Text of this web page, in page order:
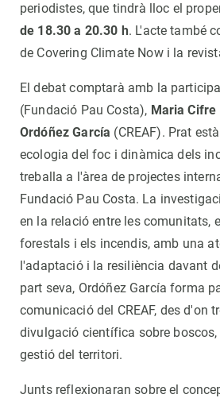
periodistes, que tindrà lloc el
de 18.30 a 20.30 h. L'acte també
de Covering Climate Now i la
El debat comptarà amb la
(Fundació Pau Costa), Maria Cifre
Ordóñez García (CREAF). Prat
ecologia del foc i dinàmica dels
treballa a l'àrea de projectes
Fundació Pau Costa. La
en la relació entre les comunitats,
forestals i els incendis, amb una
l'adaptació i la resiliència davant
part seva, Ordóñez García forma
comunicació del CREAF, des d'on
divulgació científica sobre
gestió del territori.
Junts reflexionaran sobre el